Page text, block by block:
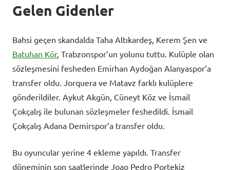
Gelen Gidenler
Bahsi geçen skandalda Taha Altıkardeş, Kerem Şen ve
Batuhan Kör, Trabzonspor’un yolunu tuttu. Kulüple olan
sözleşmesini fesheden Emirhan Aydoğan Alanyaspor’a
transfer oldu. Jorquera ve Matavz farklı kulüplere
gönderildiler. Aykut Akgün, Cüneyt Köz ve İsmail
Çokçalış ile bulunan sözleşmeler feshedildi. İsmail
Çokçalış Adana Demirspor’a transfer oldu.
Bu oyuncular yerine 4 ekleme yapıldı. Transfer
döneminin son saatlerinde Joao Pedro Portekiz